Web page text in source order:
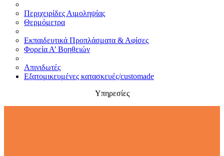
Περιχειρίδες Αιμοληψίας
Θερμόμετρα
Εκπαιδευτικά Προπλάσματα & Αφίσες
Φορεία Α’ Βοηθειών
Απινιδωτές
Εξατομικευμένες κατασκευές/customade
Υπηρεσίες